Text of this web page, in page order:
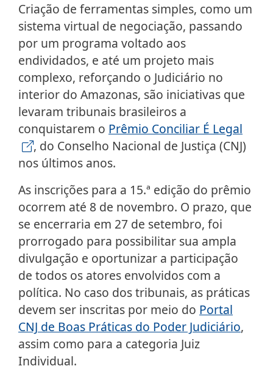
Criação de ferramentas simples, como um
sistema virtual de negociação, passando
por um programa voltado aos
endividados, e até um projeto mais
complexo, reforçando o Judiciário no
interior do Amazonas, são iniciativas que
levaram tribunais brasileiros a
conquistarem o Prêmio Conciliar É Legal
, do Conselho Nacional de Justiça (CNJ)
nos últimos anos.
As inscrições para a 15.ª edição do prêmio
ocorrem até 8 de novembro. O prazo, que
se encerraria em 27 de setembro, foi
prorrogado para possibilitar sua ampla
divulgação e oportunizar a participação
de todos os atores envolvidos com a
política. No caso dos tribunais, as práticas
devem ser inscritas por meio do Portal
CNJ de Boas Práticas do Poder Judiciário,
assim como para a categoria Juiz
Individual.